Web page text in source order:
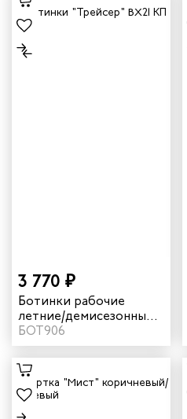
3 770 ₽
Ботинки рабочие
летние/демисезонные
"Трейсер" BX21 с КП
цвет черный/
коричневый
БОТ906